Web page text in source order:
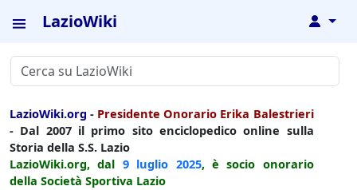
LazioWiki ↓
LazioWiki.org - Presidente Onorario Erika Balestrieri
- Dal 2007 il primo sito enciclopedico online sulla
Storia della S.S. Lazio
LazioWiki.org, dal 9 luglio 2025, è socio onorario
della Società Sportiva Lazio